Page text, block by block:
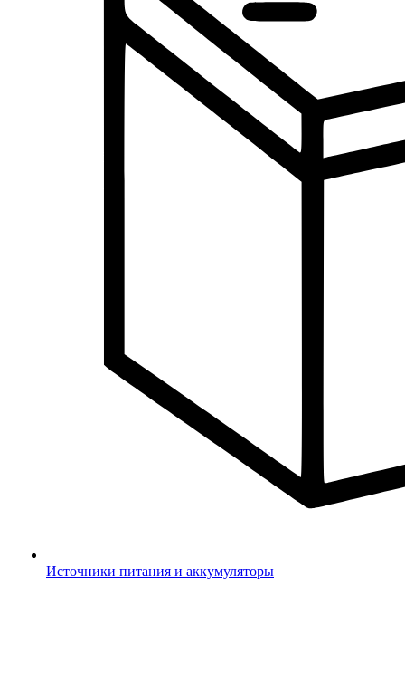
Источники питания и аккумуляторы